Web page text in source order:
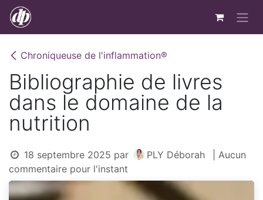
Se rendre au contenu
Chroniqueuse de l'inflammation®
Bibliographie de livres
dans le domaine de la
nutrition
18 septembre 2025 par PLY Déborah
| Aucun
commentaire pour l'instant